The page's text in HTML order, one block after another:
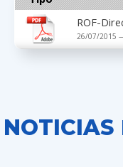
ROF-
26/07/2015
NOTICIAS